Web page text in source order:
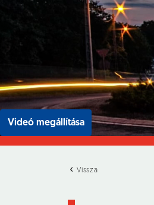
Videó megállítása
Vissza
Hírek []